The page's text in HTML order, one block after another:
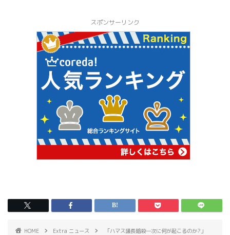
スポンサーリンク
HOME Extra ニュース 「ハマス議長暗殺―次に何が起こるのか?」